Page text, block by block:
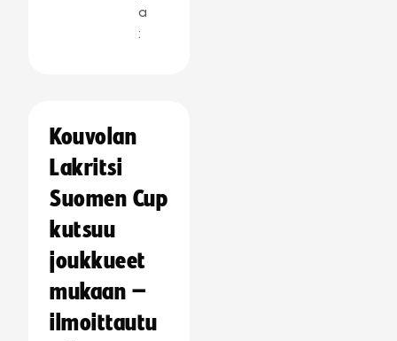
a
:
Kouvolan
Lakritsi
Suomen Cup
kutsuu
joukkueet
mukaan –
ilmoittautu